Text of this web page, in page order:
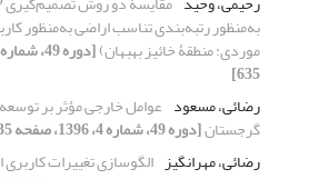
به‌منظور رتبه‌بندی تناسب اراضی به‌منظور
موردی: منطقۀ خائیز بهبهان)
635]
رضائی، مسعود عوامل خارجی مؤثر بر
گرجستان[دوره 49، شماره 4، 1396، صفحه 935-950]
رضائی، مهرانگیز الگوسازی تغییرات